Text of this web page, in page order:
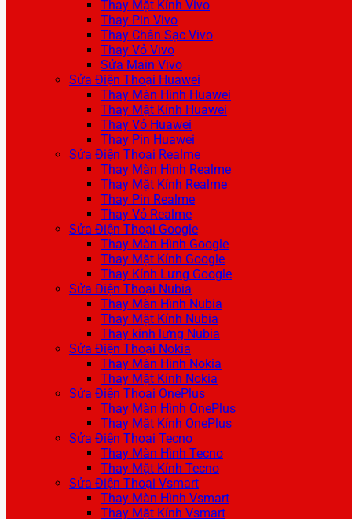
Thay Mặt Kính Vivo
Thay Pin Vivo
Thay Chân Sạc Vivo
Thay Vỏ Vivo
Sửa Main Vivo
Sửa Điện Thoại Huawei
Thay Màn Hình Huawei
Thay Mặt Kính Huawei
Thay Vỏ Huawei
Thay Pin Huawei
Sửa Điện Thoại Realme
Thay Màn Hình Realme
Thay Mặt Kính Realme
Thay Pin Realme
Thay Vỏ Realme
Sửa Điện Thoại Google
Thay Màn Hình Google
Thay Mặt Kính Google
Thay Kính Lưng Google
Sửa Điện Thoại Nubia
Thay Màn Hình Nubia
Thay Mặt Kính Nubia
Thay kính lưng Nubia
Sửa Điện Thoại Nokia
Thay Màn Hình Nokia
Thay Mặt Kính Nokia
Sửa Điện Thoại OnePlus
Thay Màn Hình OnePlus
Thay Mặt Kính OnePlus
Sửa Điện Thoại Tecno
Thay Màn Hình Tecno
Thay Mặt Kính Tecno
Sửa Điện Thoại Vsmart
Thay Màn Hình Vsmart
Thay Mặt Kính Vsmart